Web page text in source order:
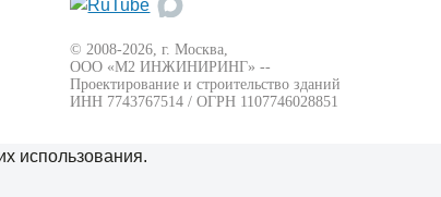
© 2008-2026, г. Москва,
ООО «М2 ИНЖИНИРИНГ» --
Проектирование и строительство зданий
ИНН 7743767514 / ОГРН 1107746028851
использования.